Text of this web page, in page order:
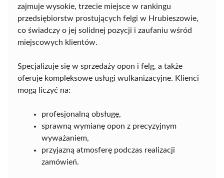
zajmuje wysokie, trzecie miejsce w rankingu
przedsiębiorstw prostujących felgi w Hrubieszowie,
co świadczy o jej solidnej pozycji i zaufaniu wśród
miejscowych klientów.
Specjalizuje się w sprzedaży opon i felg, a także
oferuje kompleksowe usługi wulkanizacyjne. Klienci
mogą liczyć na:
profesjonalną obsługę,
sprawną wymianę opon z precyzyjnym
wyważaniem,
przyjazną atmosferę podczas realizacji
zamówień.